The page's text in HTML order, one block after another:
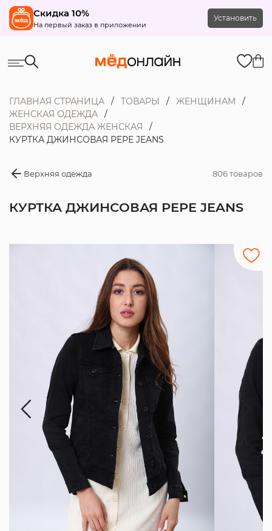
Скидка 10%
На первый заказ в приложении
Установить
ГЛАВНАЯ СТРАНИЦА ТОВАРЫ
ЖЕНЩИНАМ
ЖЕНСКАЯ ОДЕЖДА
ВЕРХНЯЯ ОДЕЖДА ЖЕНСКАЯ
КУРТКА ДЖИНСОВАЯ PEPE JEANS
Верхняя одежда 806 товаров
КУРТКА ДЖИНСОВАЯ PEPE JEANS